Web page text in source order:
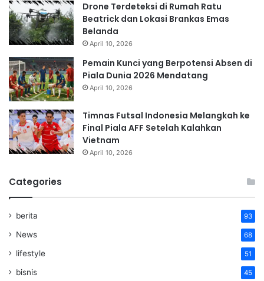
Drone Terdeteksi di Rumah Ratu
Beatrick dan Lokasi Brankas Emas
Belanda
April 10, 2026
Pemain Kunci yang Berpotensi Absen di
Piala Dunia 2026 Mendatang
April 10, 2026
Timnas Futsal Indonesia Melangkah ke
Final Piala AFF Setelah Kalahkan
Vietnam
April 10, 2026
Categories
berita 93
News 68
lifestyle 51
bisnis 45